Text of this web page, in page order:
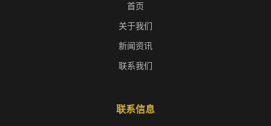
首页
关于我们
新闻资讯
联系我们
联系信息